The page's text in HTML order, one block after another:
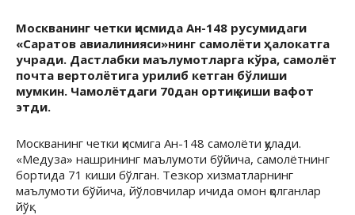
Москванинг четки қисмида Ан-148 русумидаги
«Саратов авиалинияси»нинг самолёти ҳалокатга
учради. Дастлабки маълумотларга кўра, самолёт
почта вертолётига урилиб кетган бўлиши
мумкин. Чамолётдаги 70дан ортиқ киши вафот
этди.
Москванинг четки қисмига Ан-148 самолёти қулади.
«Медуза» нашрининг маълумоти бўйича, самолётнинг
бортида 71 киши бўлган. Тезкор хизматларнинг
маълумоти бўйича, йўловчилар ичида омон қолганлар
йўқ.